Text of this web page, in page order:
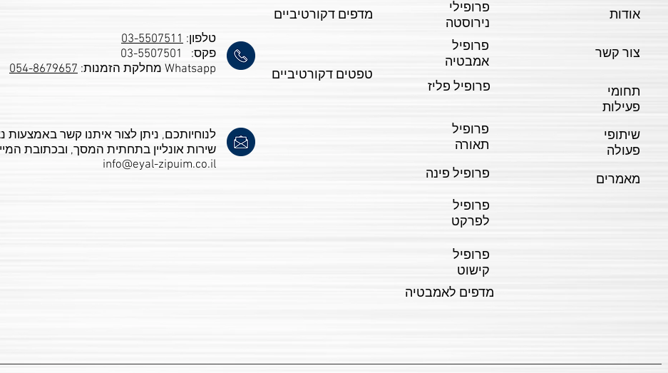
טלפון: 03-5507511
פקס: 03-5507501
Whatsapp מחלקת הזמנות:
054-8679657
לנוחיותכם, ניתן לצור איתנו קשר באמצעות
שירות אונליין בתחתית המסך, ובכתובת
info@eyal-zipuim.co.il
מדפים דקורטיביים
טפטים דקורטיביים
פרופילי
נירוסטה
פרופיל
אמבטיה
פרופיל פליז
פרופיל
תאורה
פרופיל פינה
פרופיל
לפרקט
פרופיל
קישוט
מדפים לאמבטיה
אודות
צור קשר
תחומי
פעילות
שיתופי
פעולה
מאמרים